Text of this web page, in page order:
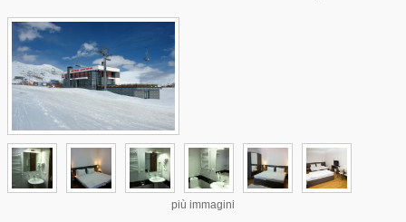
più immagini